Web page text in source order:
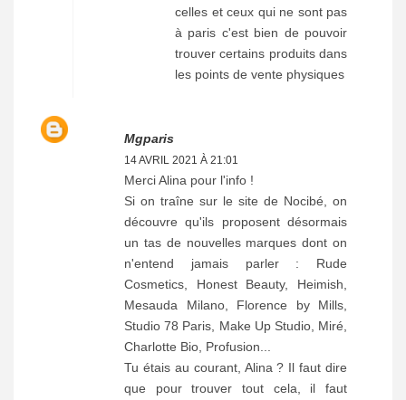
celles et ceux qui ne sont pas
à paris c'est bien de pouvoir
trouver certains produits dans
les points de vente physiques
Mgparis
14 AVRIL 2021 À 21:01
Merci Alina pour l'info !
Si on traîne sur le site de Nocibé, on
découvre qu'ils proposent désormais
un tas de nouvelles marques dont on
n'entend jamais parler : Rude
Cosmetics, Honest Beauty, Heimish,
Mesauda Milano, Florence by Mills,
Studio 78 Paris, Make Up Studio, Miré,
Charlotte Bio, Profusion...
Tu étais au courant, Alina ? Il faut dire
que pour trouver tout cela, il faut